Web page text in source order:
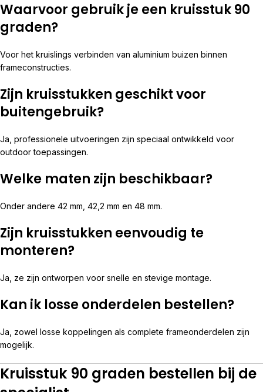
Waarvoor gebruik je een kruisstuk 90
graden?
Voor het kruislings verbinden van aluminium buizen binnen
frameconstructies.
Zijn kruisstukken geschikt voor
buitengebruik?
Ja, professionele uitvoeringen zijn speciaal ontwikkeld voor
outdoor toepassingen.
Welke maten zijn beschikbaar?
Onder andere 42 mm, 42,2 mm en 48 mm.
Zijn kruisstukken eenvoudig te
monteren?
Ja, ze zijn ontworpen voor snelle en stevige montage.
Kan ik losse onderdelen bestellen?
Ja, zowel losse koppelingen als complete frameonderdelen zijn
mogelijk.
Kruisstuk 90 graden bestellen bij de